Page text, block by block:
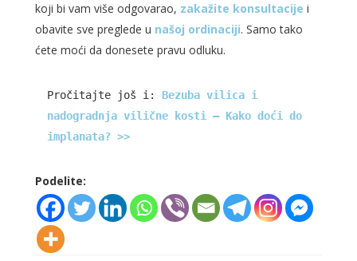
koji bi vam više odgovarao, zakažite konsultacije i
obavite sve preglede u našoj ordinaciji. Samo tako
ćete moći da donesete pravu odluku.
Pročitajte još i: Bezuba vilica i
nadogradnja vilične kosti – Kako doći do
implanata? >>
Podelite: